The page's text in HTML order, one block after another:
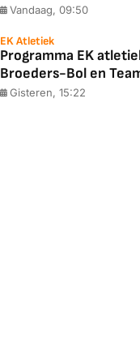
Vandaag, 09:50
EK Atletiek
Programma EK
Broeders-Bol en
Gisteren, 15:22